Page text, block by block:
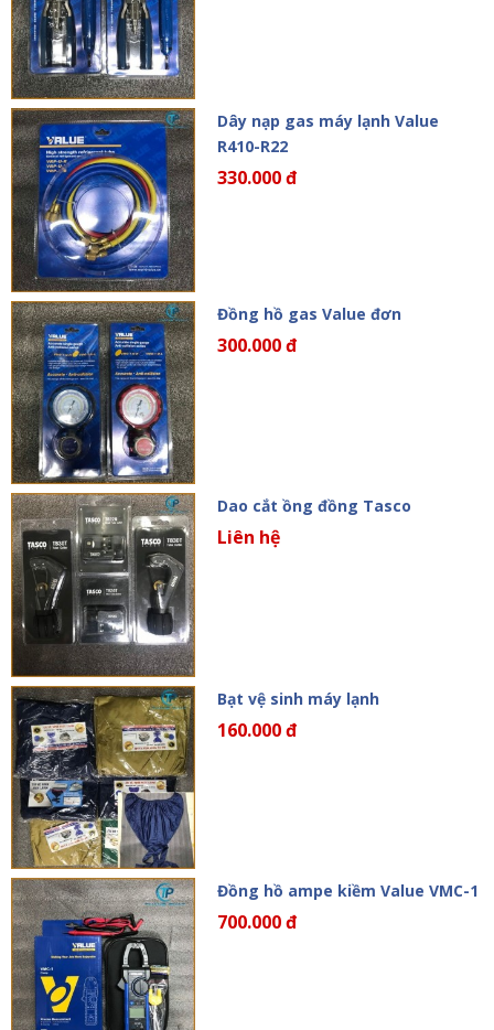
Dây nạp gas máy lạnh Value
R410-R22
330.000 đ
Đồng hồ gas Value đơn
300.000 đ
Dao cắt ồng đồng Tasco
Liên hệ
Bạt vệ sinh máy lạnh
160.000 đ
Đồng hồ ampe kiềm Value VMC-1
700.000 đ